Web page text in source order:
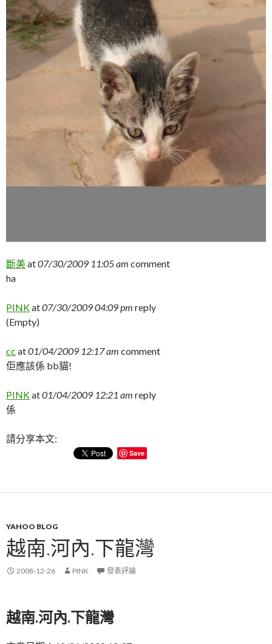
斷美at07/30/2009 11:05 am comment
ha
PINKat07/30/2009 04:09 pm reply
(Empty)
cc at01/04/2009 12:17 am comment
佢應該係 bb貓!
PINKat01/04/2009 12:21 am reply
係
請分享本文:
Save
YAHOO BLOG
越南.河內.下龍灣
2008-12-26 PINK 發表評論
越南.河內.下龍灣